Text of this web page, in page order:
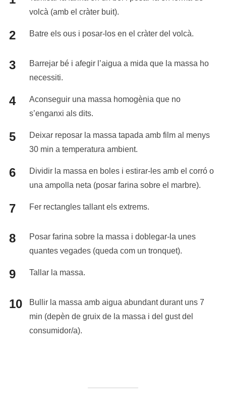
volcà (amb el cràter buit).
Batre els ous i posar-los en el cràter del volcà.
Barrejar bé i afegir l’aigua a mida que la massa ho
necessiti.
Aconseguir una massa homogènia que no
s’enganxi als dits.
Deixar reposar la massa tapada amb film al menys
30 min a temperatura ambient.
Dividir la massa en boles i estirar-les amb el corró o
una ampolla neta (posar farina sobre el marbre).
Fer rectangles tallant els extrems.
Posar farina sobre la massa i doblegar-la unes
quantes vegades (queda com un tronquet).
Tallar la massa.
Bullir la massa amb aigua abundant durant uns 7
min (depèn de gruix de la massa i del gust del
consumidor/a).